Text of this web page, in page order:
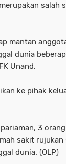
salah
mantan
dunia
Unand.
ke pihak
3
sakit rujukan
dunia. (OLP)